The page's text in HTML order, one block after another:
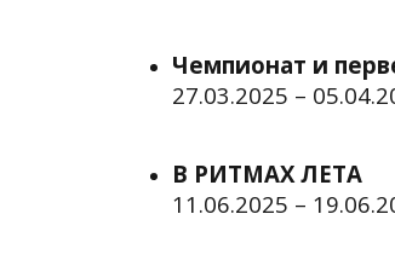
Чемпионат и
27.03.2025 –
В РИТМАХ ЛЕТА
11.06.2025 –